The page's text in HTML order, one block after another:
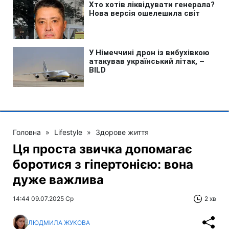
Головна » Lifestyle » Здорове життя
Ця проста звичка допомагає
боротися з гіпертонією: вона
дуже важлива
14:44 09.07.2025 Ср 2 хв
ЛЮДМИЛА ЖУКОВА